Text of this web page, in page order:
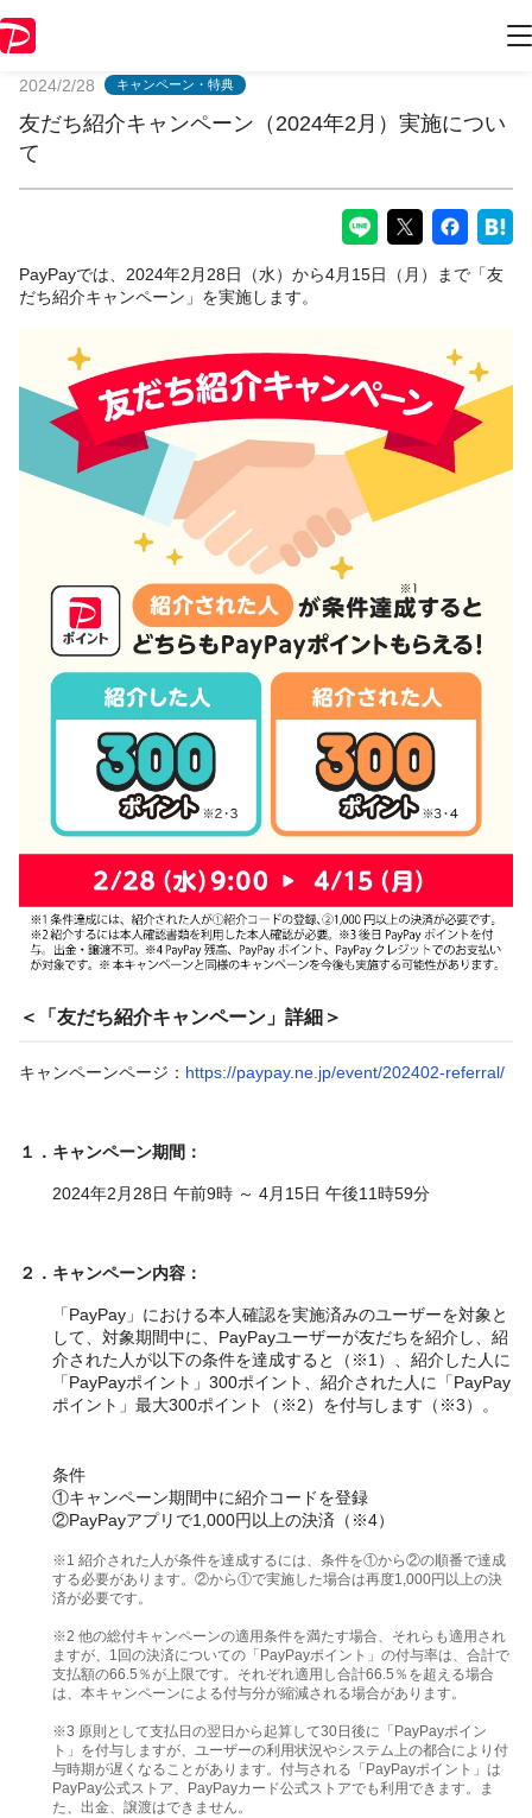
2024/2/28 キャンペーン・特典
友だち紹介キャンペーン（2024年2月）実施につい
て
PayPayでは、2024年2月28日（水）から4月15日（月）まで「友
だち紹介キャンペーン」を実施します。
＜「友だち紹介キャンペーン」詳細＞
キャンペーンページ： https://paypay.ne.jp/event/202402-referral/
１．キャンペーン期間：
2024年2月28日 午前9時 ～ 4月15日 午後11時59分
２．キャンペーン内容：
「PayPay」における本人確認を実施済みのユーザーを対象と
して、対象期間中に、PayPayユーザーが友だちを紹介し、紹
介された人が以下の条件を達成すると（※1）、紹介した人に
「PayPayポイント」300ポイント、紹介された人に「PayPay
ポイント」最大300ポイント（※2）を付与します（※3）。
条件
①キャンペーン期間中に紹介コードを登録
②PayPayアプリで1,000円以上の決済（※4）
※1 紹介された人が条件を達成するには、条件を①から②の順番で達成
する必要があります。②から①で実施した場合は再度1,000円以上の決
済が必要です。
※2 他の総付キャンペーンの適用条件を満たす場合、それらも適用され
ますが、1回の決済についての「PayPayポイント」の付与率は、合計で
支払額の66.5％が上限です。それぞれ適用し合計66.5％を超える場合
は、本キャンペーンによる付与分が縮減される場合があります。
※3 原則として支払日の翌日から起算して30日後に「PayPayポイン
ト」を付与しますが、ユーザーの利用状況やシステム上の都合により付
与時期が遅くなることがあります。付与される「PayPayポイント」は
PayPay公式ストア、PayPayカード公式ストアでも利用できます。ま
た、出金、譲渡はできません。